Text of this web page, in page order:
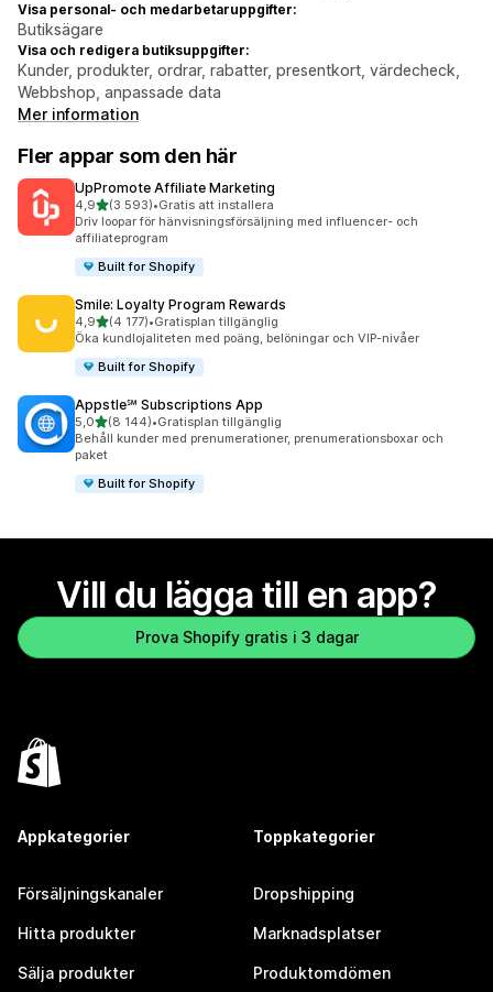
Visa personal- och medarbetaruppgifter:
Butiksägare
Visa och redigera butiksuppgifter:
Kunder, produkter, ordrar, rabatter, presentkort, värdecheck,
Webbshop, anpassade data
Mer information
Fler appar som den här
UpPromote Affiliate Marketing
4,9av 5 stjärnor
(3 593)
3593 recensioner totalt
•Gratis att installera
Driv loopar för hänvisningsförsäljning med influencer- och
affiliateprogram
Built for Shopify
Smile: Loyalty Program Rewards
4,9av 5 stjärnor
(4 177)
4177 recensioner totalt
•Gratisplan tillgänglig
Öka kundlojaliteten med poäng, belöningar och VIP-nivåer
Built for Shopify
Appstle℠ Subscriptions App
5,0av 5 stjärnor
(8 144)
8144 recensioner totalt
•Gratisplan tillgänglig
Behåll kunder med prenumerationer, prenumerationsboxar och
paket
Built for Shopify
Vill du lägga till en app?
Prova Shopify gratis i 3 dagar
Appkategorier
Försäljningskanaler
Hitta produkter
Sälja produkter
Toppkategorier
Dropshipping
Marknadsplatser
Produktomdömen